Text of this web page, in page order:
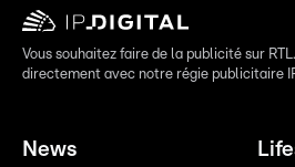
Vous souhaitez faire de la publicité sur
directement avec notre régie publicitaire
News